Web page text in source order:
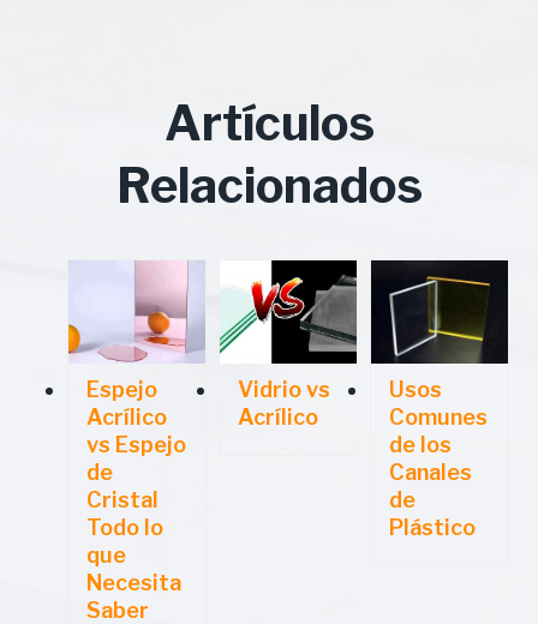
Artículos
Relacionados
Espejo
Acrílico
vs Espejo
de
Cristal
Todo lo
que
Necesita
Saber
Vidrio vs
Acrílico
Usos
Comunes
de los
Canales
de
Plástico